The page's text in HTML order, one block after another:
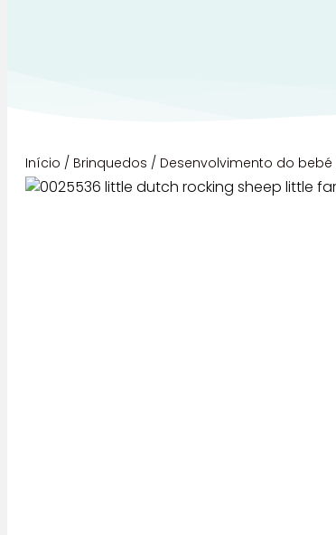
Início / Brinquedos / Desenvolvimento do bebé